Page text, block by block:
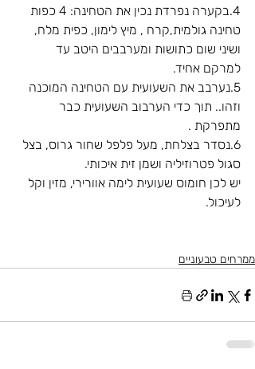
4.בקערה נפרדת נכין את הטחינה: 4 כפות
טחינה גולמית,קרח , מיץ לימון, כפית מלח,
ושיני שום כתושות ומערבבים היטב עד
למרקם אחיד.
5.נערבב את השעועית עם הטחינה המוכנה
וזהו.. תוך כדי הערבוב השעועית כבר
מתפרקת .
6.נסדר בצלחת, מעל פלפל שחור גרוס, בצל
סגול פטרוזיליה ושמן זית איכותי.
יש לכן חומוס שעועית לימה אוורירי, מזין וקל
לעיכול.
ממרחים טבעוניים